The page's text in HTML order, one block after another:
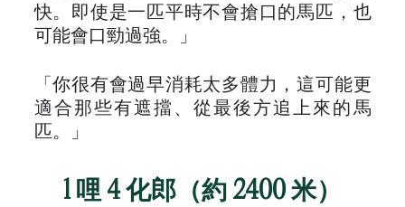
快。即使是一匹平時不會搶口的馬匹，也
可能會口勁過強。」
「你很有會過早消耗太多體力，這可能更
適合那些有遮擋、從最後方追上來的馬
匹。」
1 哩 4 化郎（約 2400 米）